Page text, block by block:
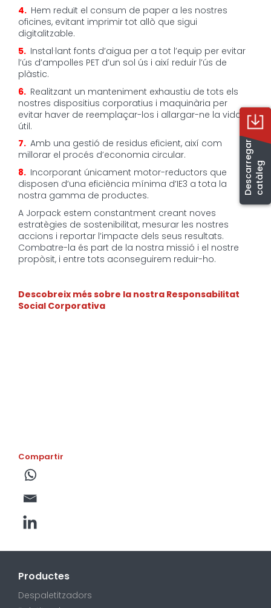
4. Hem reduït el consum de paper a les nostres
oficines, evitant imprimir tot allò que sigui
digitalitzable.
5. Instal·lant fonts d’aigua per a tot l’equip per evitar
l’ús d’ampolles PET d’un sol ús i així reduir l’ús de
plàstic.
6. Realitzant un manteniment exhaustiu de tots els
nostres dispositius corporatius i maquinària per
evitar haver de reemplaçar-los i allargar-ne la vida
útil.
7. Amb una gestió de residus eficient, així com
millorar el procés d’economia circular.
8. Incorporant únicament motor-reductors que
disposen d’una eficiència mínima d’IE3 a tota la
nostra gamma de productes.
A Jorpack estem constantment creant noves
estratègies de sostenibilitat, mesurar les nostres
accions i reportar l’impacte dels seus resultats.
Combatre-la és part de la nostra missió i el nostre
propòsit, i entre tots aconseguirem reduir-ho.
Descobreix més sobre la nostra Responsabilitat
Social Corporativa
Compartir
Productes
Despaletitzadors
D
e
s
c
a
rr
e
g
a
r
c
a
t
à
l
eg